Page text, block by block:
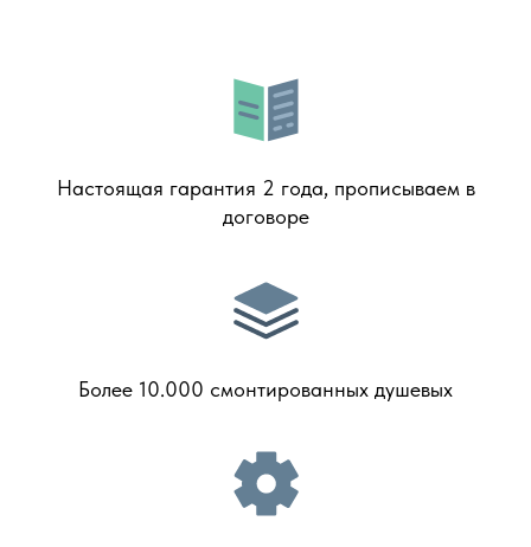
Настоящая гарантия 2 года, прописываем в
договоре
Более 10.000 смонтированных душевых